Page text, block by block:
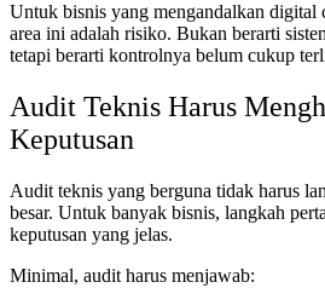
Untuk bisnis yang mengandalkan digital
area ini adalah risiko. Bukan berarti
tetapi berarti kontrolnya belum cukup
Audit Teknis Harus
Keputusan
Audit teknis yang berguna tidak harus
besar. Untuk banyak bisnis, langkah
keputusan yang jelas.
Minimal, audit harus menjawab: